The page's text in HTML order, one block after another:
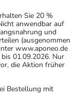
Sie 20 %
anwendbar auf
und
(ausgenommen
www.aponeo.de
01.09.2026. Nur
die Aktion früher
Bestellung mit